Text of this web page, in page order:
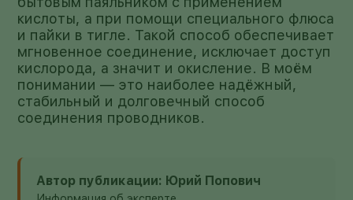
кислоты, а при помощи специального флюса
и пайки в тигле. Такой способ обеспечивает
мгновенное соединение, исключает доступ
кислорода, а значит и окисление. В моём
понимании — это наиболее надёжный,
стабильный и долговечный способ
соединения проводников.
Автор публикации: Юрий Попович